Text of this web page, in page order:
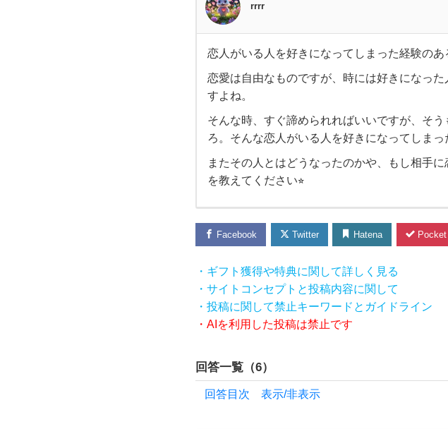
rrrr
恋人
が
い
る人
を好
き
に
な
て
恋人がいる人を好きになってしまった経験のあ
恋愛は自由なものですが、時には好きになっ
すよね。
そんな時、すぐ諦められればいいですが、そ
ろ。そんな恋人がいる人を好きになってしま
またその人とはどうなったのかや、もし相手
を教えてください⭐︎
Facebook Twitter Hatena Pocket
・ギフト獲得や特典に関して詳しく見る
・サイトコンセプトと投稿内容に関して
・投稿に関して禁止キーワードとガイドライン
・AIを利用した投稿は禁止です
回答一覧（6）
回答目次 表示/非表示